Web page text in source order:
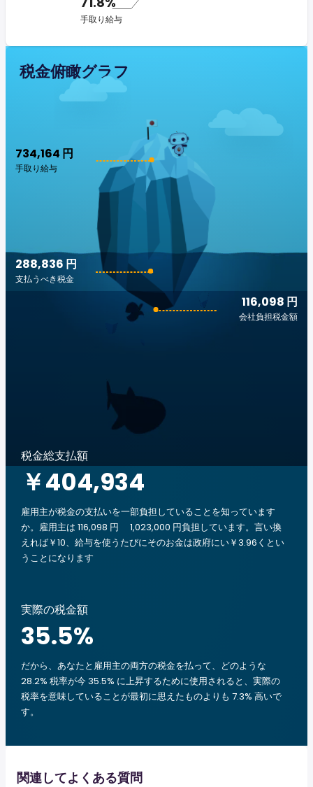
手取り給与
税金俯瞰グラフ
734,164 円
手取り給与
116,098 円
会社負担税金額
288,836 円
支払うべき税金
税金総支払額
￥404,934
雇用主が税金の支払いを一部負担していることを知っています
か。雇用主は 116,098 円 1,023,000 円負担しています。言い換
えれば￥10、給与を使うたびにそのお金は政府にい￥3.96くとい
うことになります
実際の税金額
35.5%
だから、あなたと雇用主の両方の税金を払って、どのような
28.2% 税率が今 35.5% に上昇するために使用されると、実際の
税率を意味していることが最初に思えたものよりも 7.3% 高いで
す。
関連してよくある質問